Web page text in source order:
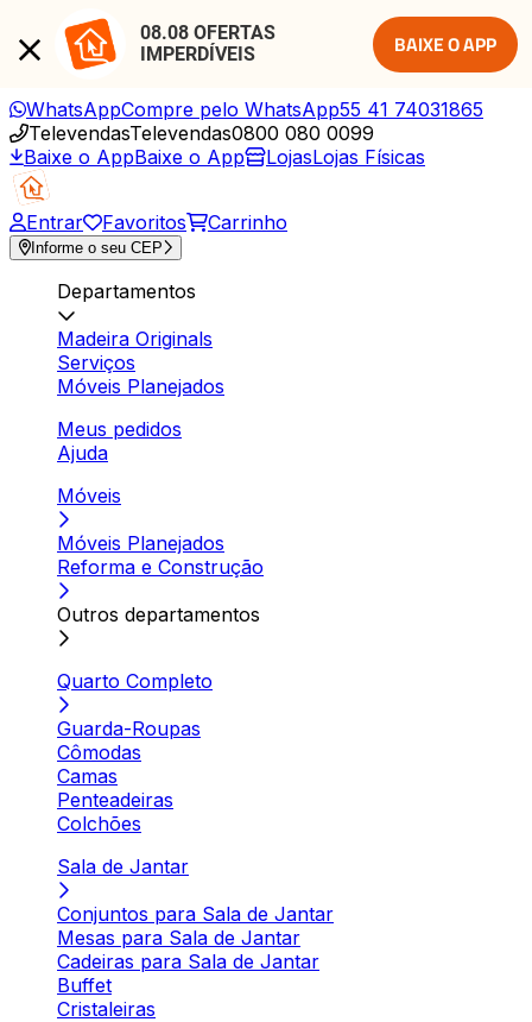
08.08 OFERTAS
IMPERDÍVEIS
BAIXE O APP
WhatsAppCompre pelo WhatsApp55 41 74031865
TelevendasTelevendas0800 080 0099
Baixe o AppBaixe o App LojasLojas Físicas
Entrar Favoritos Carrinho
Informe o seu CEP
Departamentos
Madeira Originals
Serviços
Móveis Planejados
Meus pedidos
Ajuda
Móveis
Móveis Planejados
Reforma e Construção
Outros departamentos
Quarto Completo
Guarda-Roupas
Cômodas
Camas
Penteadeiras
Colchões
Sala de Jantar
Conjuntos para Sala de Jantar
Mesas para Sala de Jantar
Cadeiras para Sala de Jantar
Buffet
Cristaleiras